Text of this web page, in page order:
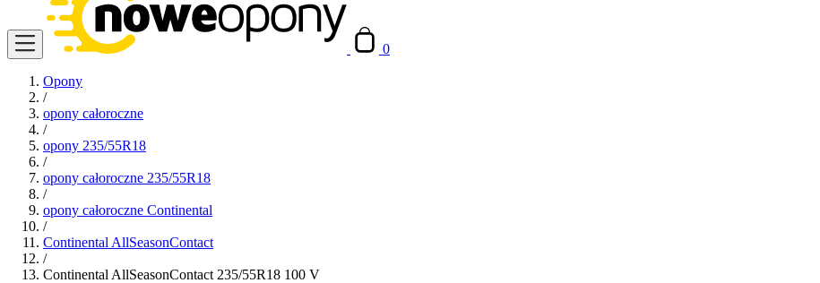
0
Opony
/
opony całoroczne
/
opony 235/55R18
/
opony całoroczne 235/55R18
/
opony całoroczne Continental
/
Continental AllSeasonContact
/
Continental AllSeasonContact 235/55R18 100 V